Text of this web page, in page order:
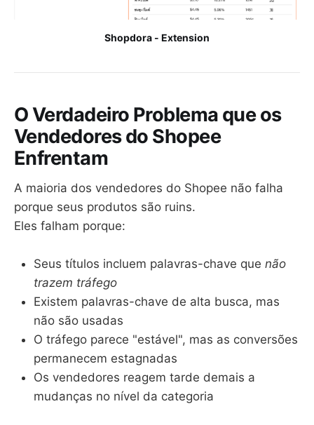
Shopdora - Extension
O Verdadeiro Problema que os
Vendedores do Shopee
Enfrentam
A maioria dos vendedores do Shopee não falha
porque seus produtos são ruins.
Eles falham porque:
Seus títulos incluem palavras-chave que não
trazem tráfego
Existem palavras-chave de alta busca, mas
não são usadas
O tráfego parece "estável", mas as conversões
permanecem estagnadas
Os vendedores reagem tarde demais a
mudanças no nível da categoria